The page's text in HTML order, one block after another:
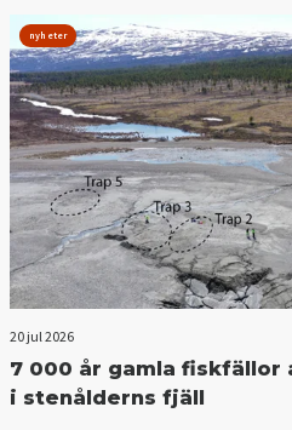
nyheter
20 jul 2026
7 000 år gamla fiskfällor
i stenålderns fjäll